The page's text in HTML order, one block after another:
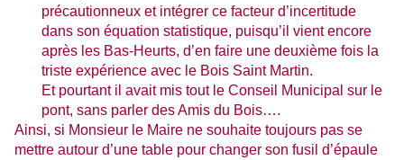
précautionneux et intégrer ce facteur d’incertitude
dans son équation statistique, puisqu’il vient encore
après les Bas-Heurts, d’en faire une deuxième fois la
triste expérience avec le Bois Saint Martin.
Et pourtant il avait mis tout le Conseil Municipal sur le
pont, sans parler des Amis du Bois….
Ainsi, si Monsieur le Maire ne souhaite toujours pas se
mettre autour d’une table pour changer son fusil d’épaule